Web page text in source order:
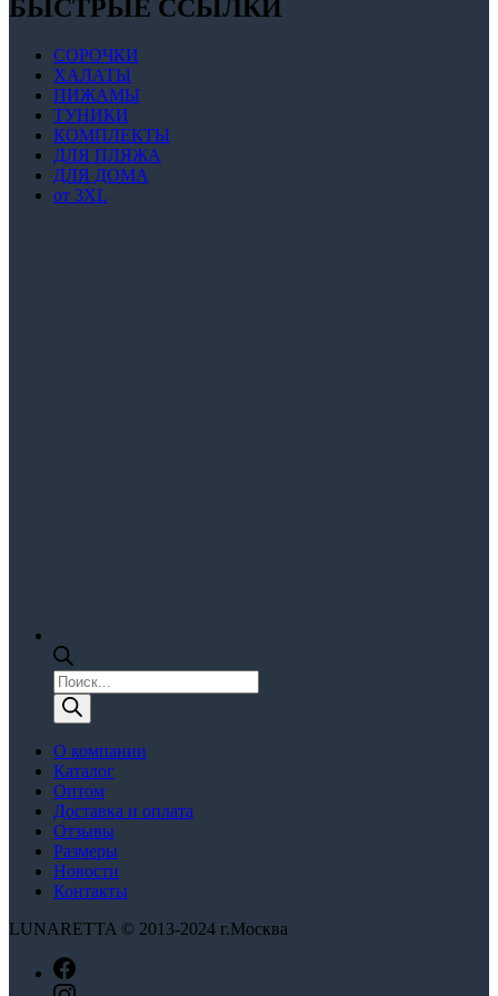
БЫСТРЫЕ ССЫЛКИ
СОРОЧКИ
ХАЛАТЫ
ПИЖАМЫ
ТУНИКИ
КОМПЛЕКТЫ
ДЛЯ ПЛЯЖА
ДЛЯ ДОМА
от 3XL
Поиск
товаров
О компании
Каталог
Оптом
Доставка и оплата
Отзывы
Размеры
Новости
Контакты
LUNARETTA © 2013-2024 г.Москва